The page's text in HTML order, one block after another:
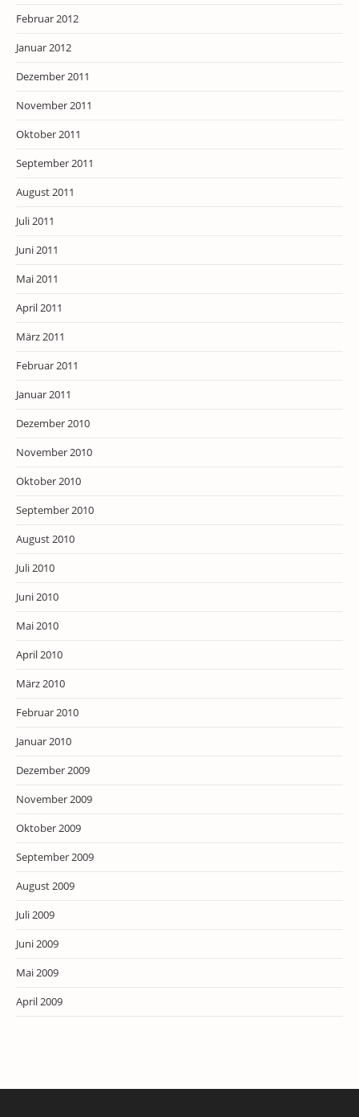
Februar 2012
Januar 2012
Dezember 2011
November 2011
Oktober 2011
September 2011
August 2011
Juli 2011
Juni 2011
Mai 2011
April 2011
März 2011
Februar 2011
Januar 2011
Dezember 2010
November 2010
Oktober 2010
September 2010
August 2010
Juli 2010
Juni 2010
Mai 2010
April 2010
März 2010
Februar 2010
Januar 2010
Dezember 2009
November 2009
Oktober 2009
September 2009
August 2009
Juli 2009
Juni 2009
Mai 2009
April 2009